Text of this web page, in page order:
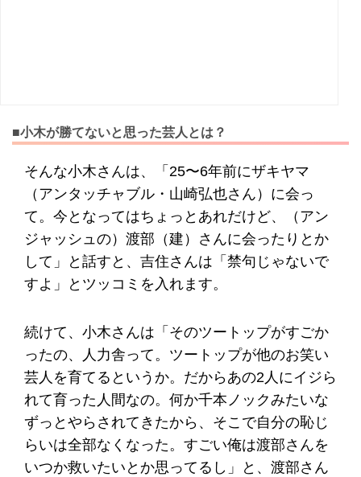
■小木が勝てないと思った芸人とは？
そんな小木さんは、「25〜6年前にザキヤマ
（アンタッチャブル・山崎弘也さん）に会っ
て。今となってはちょっとあれだけど、（アン
ジャッシュの）渡部（建）さんに会ったりとか
して」と話すと、吉住さんは「禁句じゃないで
すよ」とツッコミを入れます。
続けて、小木さんは「そのツートップがすごか
ったの、人力舎って。ツートップが他のお笑い
芸人を育てるというか。だからあの2人にイジら
れて育った人間なの。何か千本ノックみたいな
ずっとやらされてきたから、そこで自分の恥じ
らいは全部なくなった。すごい俺は渡部さんを
いつか救いたいとか思ってるし」と、渡部さん